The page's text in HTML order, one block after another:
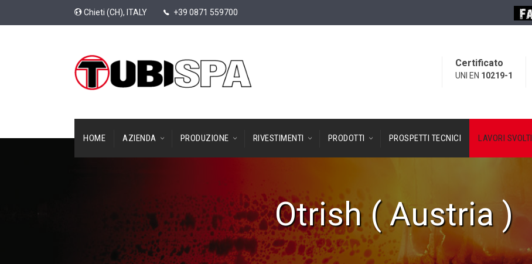
Chieti (CH), ITALY +39 0871 559700
Certificato
UNI EN 10219-1
HOME AZIENDA PRODUZIONE RIVESTIMENTI PRODOTTI PROSPETTI TECNICI LAVORI SVOLTI
Otrish ( Austria )